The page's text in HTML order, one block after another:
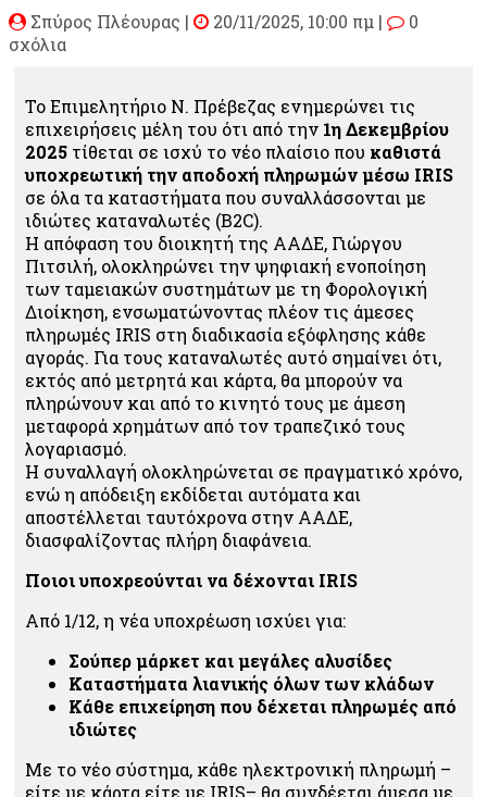
Σπύρος Πλέουρας | 20/11/2025, 10:00 πμ |
0
σχόλια
Το Επιμελητήριο Ν. Πρέβεζας ενημερώνει τις
επιχειρήσεις μέλη του ότι από την 1η Δεκεμβρίου
2025 τίθεται σε ισχύ το νέο πλαίσιο που καθιστά
υποχρεωτική την αποδοχή πληρωμών μέσω IRIS
σε όλα τα καταστήματα που συναλλάσσονται με
ιδιώτες καταναλωτές (B2C).
Η απόφαση του διοικητή της ΑΑΔΕ, Γιώργου
Πιτσιλή, ολοκληρώνει την ψηφιακή ενοποίηση
των ταμειακών συστημάτων με τη Φορολογική
Διοίκηση, ενσωματώνοντας πλέον τις άμεσες
πληρωμές IRIS στη διαδικασία εξόφλησης κάθε
αγοράς. Για τους καταναλωτές αυτό σημαίνει ότι,
εκτός από μετρητά και κάρτα, θα μπορούν να
πληρώνουν και από το κινητό τους με άμεση
μεταφορά χρημάτων από τον τραπεζικό τους
λογαριασμό.
Η συναλλαγή ολοκληρώνεται σε πραγματικό χρόνο,
ενώ η απόδειξη εκδίδεται αυτόματα και
αποστέλλεται ταυτόχρονα στην ΑΑΔΕ,
διασφαλίζοντας πλήρη διαφάνεια.
Ποιοι υποχρεούνται να δέχονται IRIS
Από 1/12, η νέα υποχρέωση ισχύει για:
Σούπερ μάρκετ και μεγάλες αλυσίδες
Καταστήματα λιανικής όλων των κλάδων
Κάθε επιχείρηση που δέχεται πληρωμές από
ιδιώτες
Με το νέο σύστημα, κάθε ηλεκτρονική πληρωμή –
είτε με κάρτα είτε με IRIS– θα συνδέεται άμεσα με